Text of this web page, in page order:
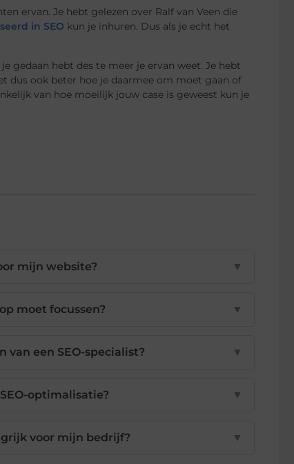
ervan. Je hebt gelezen over Ralf van Veen die
in SEO kun je inhuren. Dus als je echt het
gedaan hebt des te meer je ervan weet. Je hebt
dus ook beter hoe je daarmee om moet gaan of
van hoe moeilijk jouw case is geweest kun je
mijn website? ▼
moet focussen? ▼
een SEO-specialist? ▼
optimalisatie? ▼
voor mijn bedrijf? ▼